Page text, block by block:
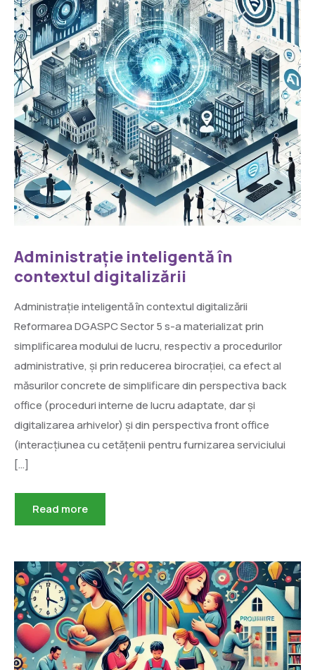
Administrație inteligentă în
contextul digitalizării
Administrație inteligentă în contextul digitalizării
Reformarea DGASPC Sector 5 s-a materializat prin
simplificarea modului de lucru, respectiv a procedurilor
administrative, și prin reducerea birocrației, ca efect al
măsurilor concrete de simplificare din perspectiva back
office (proceduri interne de lucru adaptate, dar și
digitalizarea arhivelor) și din perspectiva front office
(interacțiunea cu cetățenii pentru furnizarea serviciului
[…]
Read more